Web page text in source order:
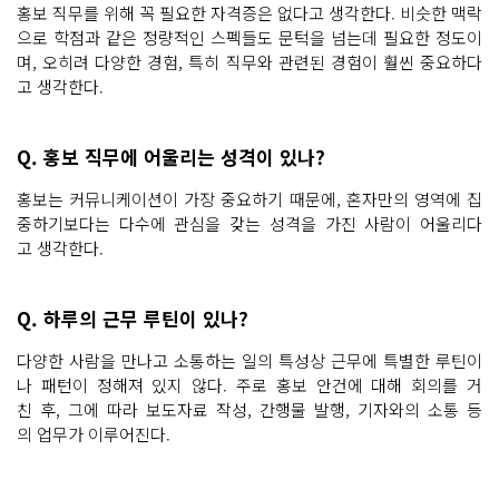
홍보 직무를 위해 꼭 필요한 자격증은 없다고 생각한다. 비슷한 맥락
으로 학점과 같은 정량적인 스펙들도 문턱을 넘는데 필요한 정도이
며, 오히려 다양한 경험, 특히 직무와 관련된 경험이 훨씬 중요하다
고 생각한다.
Q. 홍보 직무에 어울리는 성격이 있나?
홍보는 커뮤니케이션이 가장 중요하기 때문에, 혼자만의 영역에 집
중하기보다는 다수에 관심을 갖는 성격을 가진 사람이 어울리다
고 생각한다.
Q. 하루의 근무 루틴이 있나?
다양한 사람을 만나고 소통하는 일의 특성상 근무에 특별한 루틴이
나 패턴이 정해져 있지 않다. 주로 홍보 안건에 대해 회의를 거
친 후, 그에 따라 보도자료 작성, 간행물 발행, 기자와의 소통 등
의 업무가 이루어진다.